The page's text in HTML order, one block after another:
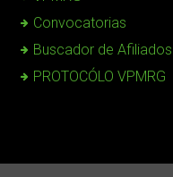
Convocatorias
Buscador de Afiliados
PROTOCÓLO VPMRG